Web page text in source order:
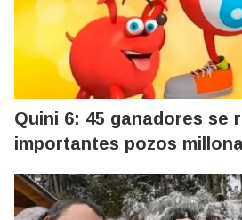
Quini 6: 45 ganadores se
importantes pozos